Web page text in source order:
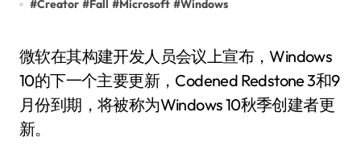
#Creator #Fall #Microsoft #Windows
微软在其构建开发人员会议上宣布，Windows
10的下一个主要更新，Codened Redstone 3和9
月份到期，将被称为Windows 10秋季创建者更
新。